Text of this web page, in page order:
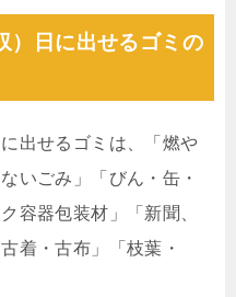
）日に出せるゴミの
出せるゴミは、「燃や
いごみ」「びん・缶・
容器包装材」「新聞、
着・古布」「枝葉・